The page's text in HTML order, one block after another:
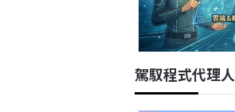
駕馭程式代理人